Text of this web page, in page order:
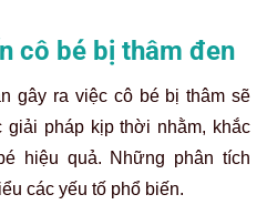
cô bé bị thâm đen
gây ra việc cô bé bị thâm sẽ
giải pháp kịp thời nhằm, khắc
hiệu quả. Những phân tích
các yếu tố phổ biến.